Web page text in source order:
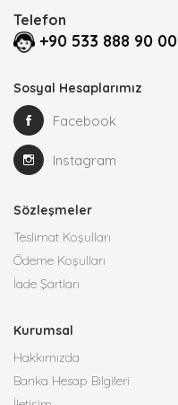
Telefon
+90 533 888 90 00
Sosyal Hesaplarımız
Facebook
Instagram
Sözleşmeler
Teslimat Koşulları
Ödeme Koşulları
İade Şartları
Kurumsal
Hakkımızda
Banka Hesap Bilgileri